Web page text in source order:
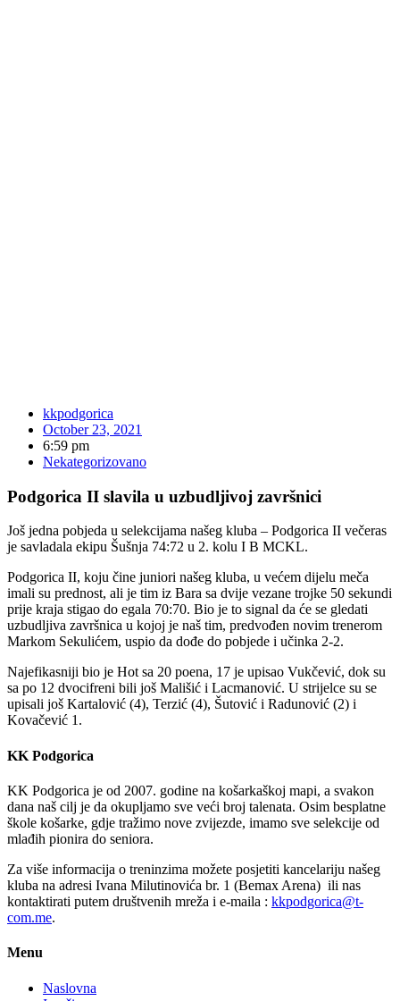
kkpodgorica
October 23, 2021
6:59 pm
Nekategorizovano
Podgorica II slavila u uzbudljivoj završnici
Još jedna pobjeda u selekcijama našeg kluba – Podgorica II večeras
je savladala ekipu Šušnja 74:72 u 2. kolu I B MCKL.
Podgorica II, koju čine juniori našeg kluba, u većem dijelu meča
imali su prednost, ali je tim iz Bara sa dvije vezane trojke 50 sekundi
prije kraja stigao do egala 70:70. Bio je to signal da će se gledati
uzbudljiva završnica u kojoj je naš tim, predvođen novim trenerom
Markom Sekulićem, uspio da dođe do pobjede i učinka 2-2.
Najefikasniji bio je Hot sa 20 poena, 17 je upisao Vukčević, dok su
sa po 12 dvocifreni bili još Mališić i Lacmanović. U strijelce su se
upisali još Kartalović (4), Terzić (4), Šutović i Radunović (2) i
Kovačević 1.
KK Podgorica
KK Podgorica je od 2007. godine na košarkaškoj mapi, a svakon
dana naš cilj je da okupljamo sve veći broj talenata. Osim besplatne
škole košarke, gdje tražimo nove zvijezde, imamo sve selekcije od
mlađih pionira do seniora.
Za više informacija o treninzima možete posjetiti kancelariju našeg
kluba na adresi Ivana Milutinovića br. 1 (Bemax Arena) ili nas
kontaktirati putem društvenih mreža i e-maila : kkpodgorica@t-
com.me.
Menu
Naslovna